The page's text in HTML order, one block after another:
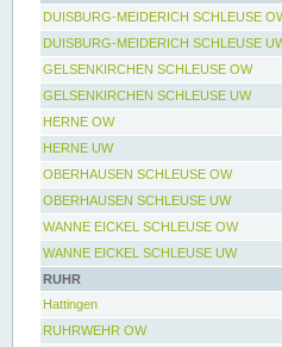
DUISBURG-MEIDERICH SCHLEUSE
DUISBURG-MEIDERICH SCHLEUSE
GELSENKIRCHEN SCHLEUSE OW
GELSENKIRCHEN SCHLEUSE UW
HERNE OW
HERNE UW
OBERHAUSEN SCHLEUSE OW
OBERHAUSEN SCHLEUSE UW
WANNE EICKEL SCHLEUSE OW
WANNE EICKEL SCHLEUSE UW
RUHR
Hattingen
RUHRWEHR OW